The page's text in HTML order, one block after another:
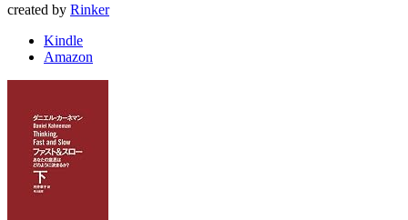
created by Rinker
Kindle
Amazon